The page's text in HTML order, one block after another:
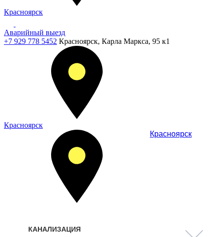
Красноярск
Аварийный выезд
+7 929 778 5452 Красноярск, Карла Маркса, 95 к1
Красноярск
Красноярск
КАНАЛИЗАЦИЯ